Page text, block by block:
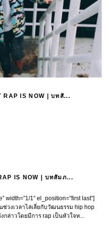
RAP IS NOW | บทสั...
IS NOW | บทสัมภ...
width=”1/1″ el_position=”first last”]
วงเวลาไล่เลี่ยกับวัฒนธรรม hip hop
ล่าวโดยมีการ rap เป็นหัวใจห...